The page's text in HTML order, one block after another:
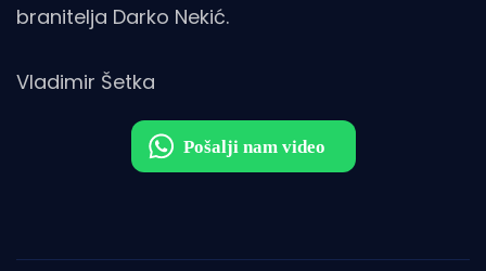
branitelja Darko Nekić.
Vladimir Šetka